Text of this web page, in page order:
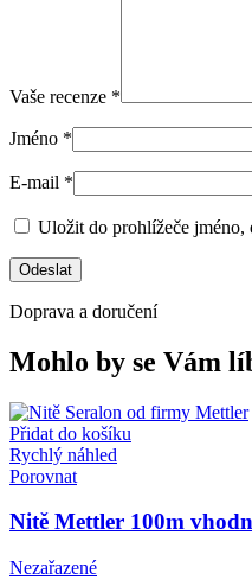
Vaše recenze *
Jméno *
E-mail *
Uložit do prohlížeče jméno,
Doprava a doručení
Mohlo by se Vám
Přidat do košíku
Rychlý náhled
Porovnat
Nitě Mettler 100m
Nezařazené